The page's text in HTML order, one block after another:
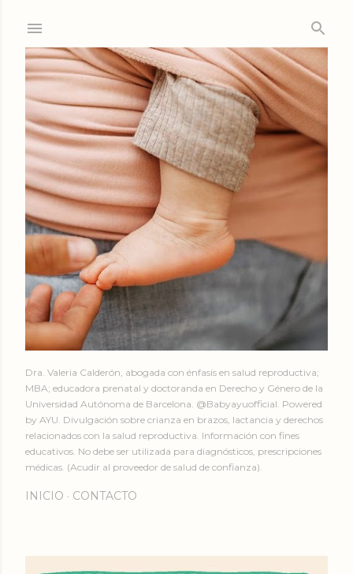
Dra. Valeria Calderón, abogada con énfasis en salud reproductiva;
MBA; educadora prenatal y doctoranda en Derecho y Género de la
Universidad Autónoma de Barcelona. @Babyayuofficial. Powered
by AYU. Divulgación sobre crianza en brazos, lactancia y derechos
relacionados con la salud reproductiva. Información con fines
educativos. No debe ser utilizada para diagnósticos, prescripciones
médicas. (Acudir al proveedor de salud de confianza).
INICIO CONTACTO